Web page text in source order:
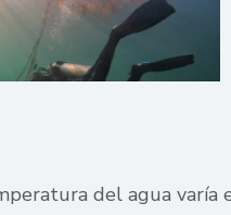
del agua varía